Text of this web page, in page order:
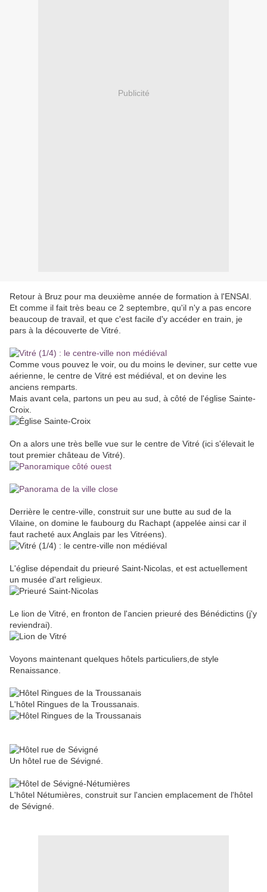
Publicité
Retour à Bruz pour ma deuxième année de formation à l'ENSAI.
Et comme il fait très beau ce 2 septembre, qu'il n'y a pas encore
beaucoup de travail, et que c'est facile d'y accéder en train, je
pars à la découverte de Vitré.
Comme vous pouvez le voir, ou du moins le deviner, sur cette vue
aérienne, le centre de Vitré est médiéval, et on devine les
anciens remparts.
Mais avant cela, partons un peu au sud, à côté de l'église Sainte-
Croix.
On a alors une très belle vue sur le centre de Vitré (ici s'élevait le
tout premier château de Vitré).
Derrière le centre-ville, construit sur une butte au sud de la
Vilaine, on domine le faubourg du Rachapt (appelée ainsi car il
faut racheté aux Anglais par les Vitréens).
L'église dépendait du prieuré Saint-Nicolas, et est actuellement
un musée d'art religieux.
Le lion de Vitré, en fronton de l'ancien prieuré des Bénédictins (j'y
reviendrai).
Voyons maintenant quelques hôtels particuliers,de style
Renaissance.
L'hôtel Ringues de la Troussanais.
Un hôtel rue de Sévigné.
L'hôtel Nétumières, construit sur l'ancien emplacement de l'hôtel
de Sévigné.